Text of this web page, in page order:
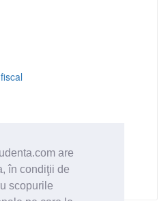
are
în condiţii de
scopurile